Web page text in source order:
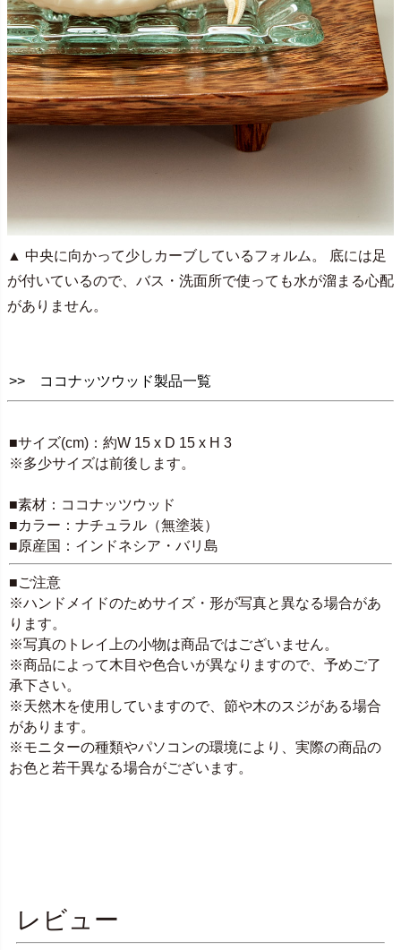
▲ 中央に向かって少しカーブしているフォルム。 底には足
が付いているので、バス・洗面所で使っても水が溜まる心配
がありません。
>> ココナッツウッド製品一覧
■サイズ(cm)：約W 15 x D 15 x H 3
※多少サイズは前後します。
■素材：ココナッツウッド
■カラー：ナチュラル（無塗装）
■原産国：インドネシア・バリ島
■ご注意
※ハンドメイドのためサイズ・形が写真と異なる場合があ
ります。
※写真のトレイ上の小物は商品ではございません。
※商品によって木目や色合いが異なりますので、予めご了
承下さい。
※天然木を使用していますので、節や木のスジがある場合
があります。
※モニターの種類やパソコンの環境により、実際の商品の
お色と若干異なる場合がございます。
レビュー